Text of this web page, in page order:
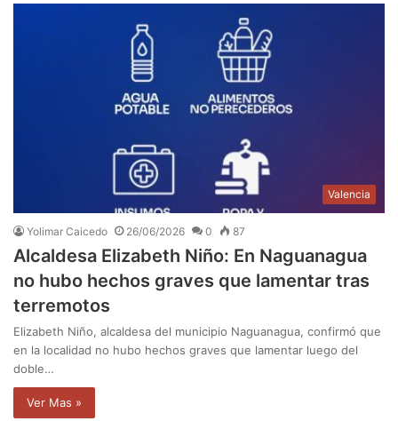
Valencia
Yolimar Caicedo 26/06/2026 0 87
Alcaldesa Elizabeth Niño: En Naguanagua
no hubo hechos graves que lamentar tras
terremotos
Elizabeth Niño, alcaldesa del municipio Naguanagua, confirmó que
en la localidad no hubo hechos graves que lamentar luego del
doble…
Ver Mas »